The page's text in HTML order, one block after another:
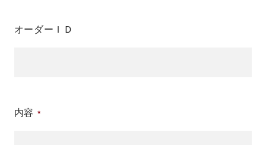
オーダーＩＤ
内容